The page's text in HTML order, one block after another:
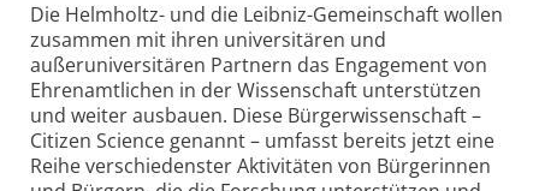
Die Helmholtz- und die Leibniz-Gemeinschaft wollen
zusammen mit ihren universitären und
außeruniversitären Partnern das Engagement von
Ehrenamtlichen in der Wissenschaft unterstützen
und weiter ausbauen. Diese Bürgerwissenschaft –
Citizen Science genannt – umfasst bereits jetzt eine
Reihe verschiedenster Aktivitäten von Bürgerinnen